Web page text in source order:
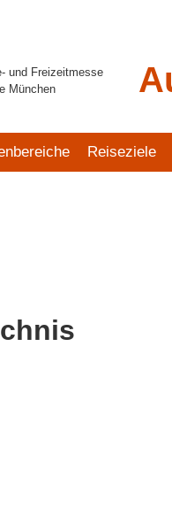
und Freizeitmesse
München
Reiseziele